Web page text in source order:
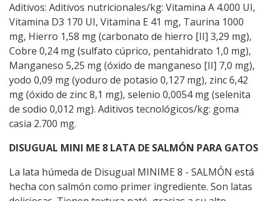
Aditivos: Aditivos nutricionales/kg: Vitamina A 4.000 UI,
Vitamina D3 170 UI, Vitamina E 41 mg, Taurina 1000
mg, Hierro 1,58 mg (carbonato de hierro [II] 3,29 mg),
Cobre 0,24 mg (sulfato cúprico, pentahidrato 1,0 mg),
Manganeso 5,25 mg (óxido de manganeso [II] 7,0 mg),
yodo 0,09 mg (yoduro de potasio 0,127 mg), zinc 6,42
mg (óxido de zinc 8,1 mg), selenio 0,0054 mg (selenita
de sodio 0,012 mg). Aditivos tecnológicos/kg: goma
casia 2.700 mg.
DISUGUAL MINI ME 8 LATA DE SALMÓN PARA GATOS
La lata húmeda de Disugual MINIME 8 - SALMÓN está
hecha con salmón como primer ingrediente. Son latas